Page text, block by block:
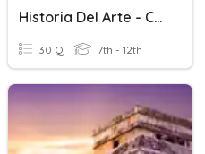
Historia Del Arte - Concepto
30 Q 7th - 12th